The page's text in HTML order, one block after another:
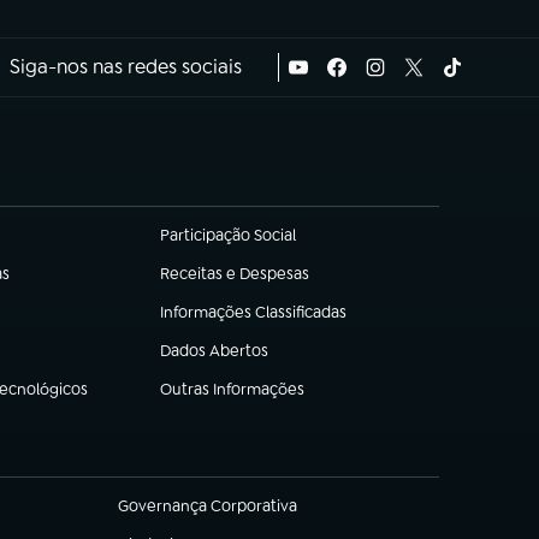
Siga-nos nas redes sociais
Participação Social
(abre em nova aba)
Receitas e Despesas
(abre em nova aba)
Informações Classificadas
(abre em nova aba)
Dados Abertos
(abre em nova aba)
Outras Informações
(abre em nova aba)
Governança Corporativa
(abre em nova aba)